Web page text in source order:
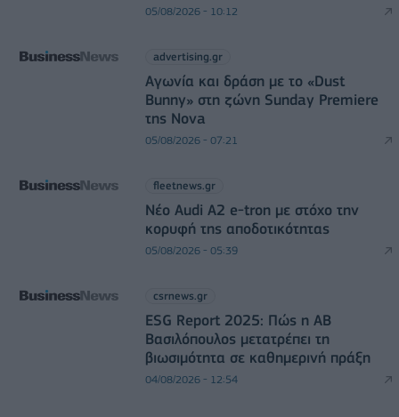
05/08/2026 - 10:12
advertising.gr
Αγωνία και δράση με το «Dust
Bunny» στη ζώνη Sunday Premiere
της Nova
05/08/2026 - 07:21
fleetnews.gr
Νέο Audi A2 e-tron με στόχο την
κορυφή της αποδοτικότητας
05/08/2026 - 05:39
csrnews.gr
ESG Report 2025: Πώς η ΑΒ
Βασιλόπουλος μετατρέπει τη
βιωσιμότητα σε καθημερινή πράξη
04/08/2026 - 12:54